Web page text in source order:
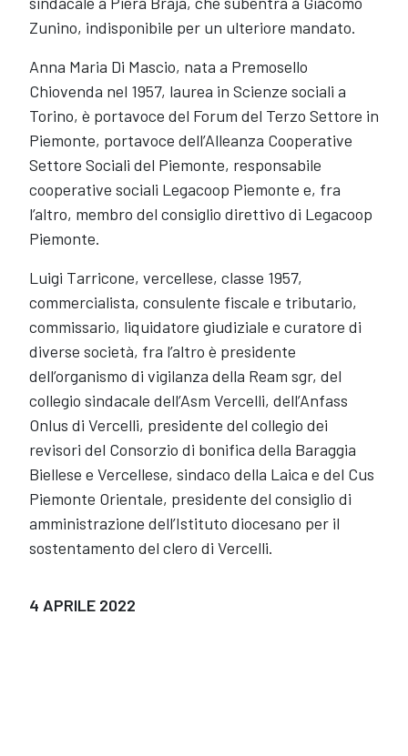
Zunino, indisponibile per un ulteriore mandato.
Anna Maria Di Mascio, nata a Premosello
Chiovenda nel 1957, laurea in Scienze sociali a
Torino, è portavoce del Forum del Terzo Settore in
Piemonte, portavoce dell’Alleanza Cooperative
Settore Sociali del Piemonte, responsabile
cooperative sociali Legacoop Piemonte e, fra
l’altro, membro del consiglio direttivo di Legacoop
Piemonte.
Luigi Tarricone, vercellese, classe 1957,
commercialista, consulente fiscale e tributario,
commissario, liquidatore giudiziale e curatore di
diverse società, fra l’altro è presidente
dell’organismo di vigilanza della Ream sgr, del
collegio sindacale dell’Asm Vercelli, dell’Anfass
Onlus di Vercelli, presidente del collegio dei
revisori del Consorzio di bonifica della Baraggia
Biellese e Vercellese, sindaco della Laica e del Cus
Piemonte Orientale, presidente del consiglio di
amministrazione dell’Istituto diocesano per il
sostentamento del clero di Vercelli.
4 APRILE 2022